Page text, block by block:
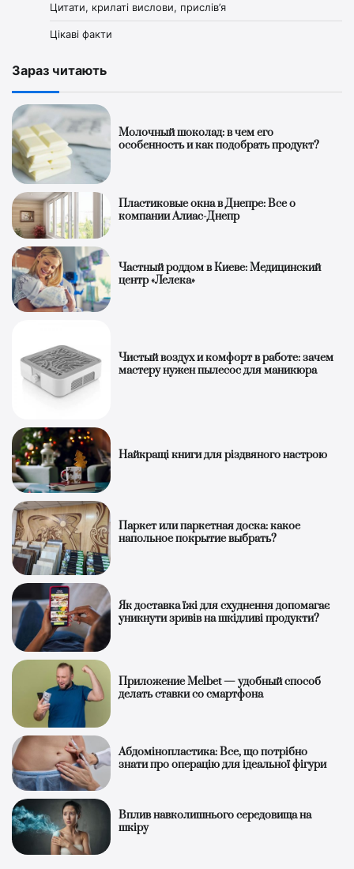
Цитати, крилаті вислови, прислів’я
Цікаві факти
Зараз читають
Молочный шоколад: в чем его
особенность и как подобрать продукт?
Пластиковые окна в Днепре: Все о
компании Алиас-Днепр
Частный роддом в Киеве: Медицинский
центр «Лелека»
Чистый воздух и комфорт в работе: зачем
мастеру нужен пылесос для маникюра
Найкращі книги для різдвяного настрою
Паркет или паркетная доска: какое
напольное покрытие выбрать?
Як доставка їжі для схуднення допомагає
уникнути зривів на шкідливі продукти?
Приложение Melbet — удобный способ
делать ставки со смартфона
Абдомінопластика: Все, що потрібно
знати про операцію для ідеальної фігури
Вплив навколишнього середовища на
шкіру